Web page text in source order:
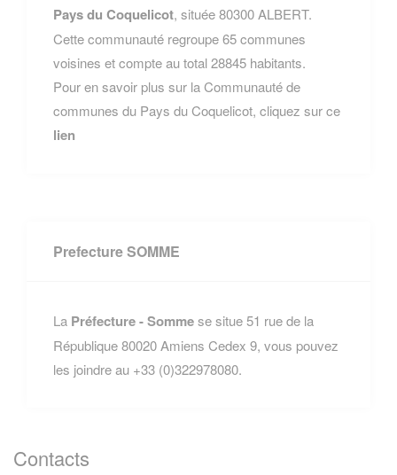
Pays du Coquelicot, située 80300 ALBERT.
Cette communauté regroupe 65 communes
voisines et compte au total 28845 habitants.
Pour en savoir plus sur la Communauté de
communes du Pays du Coquelicot, cliquez sur ce
lien
Prefecture SOMME
La Préfecture - Sommese situe 51 rue de la
République 80020 Amiens Cedex 9, vous pouvez
les joindre au +33 (0)322978080.
Contacts